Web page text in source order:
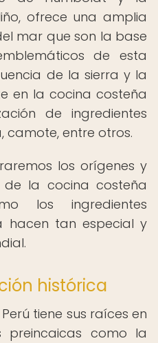
ofrece una amplia
mar que son la base
de esta
de la sierra y la
en la cocina costeña
de ingredientes
camote, entre otros.
los orígenes y
de la cocina costeña
los ingredientes
hacen tan especial y
histórica
tiene sus raíces en
preincaicas como la